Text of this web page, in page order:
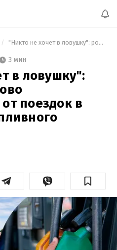
"Никто не хочет в ловушку": россияне массово отказываются от поездок в Крым из-за топливного кризиса
3 мин
в ловушку":
поездок в